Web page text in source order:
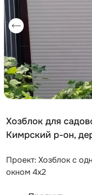
Хозблок для
Кимрский р-он,
Проект: Хозблок с
окном 4х2